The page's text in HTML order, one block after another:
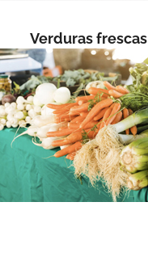
Verduras frescas